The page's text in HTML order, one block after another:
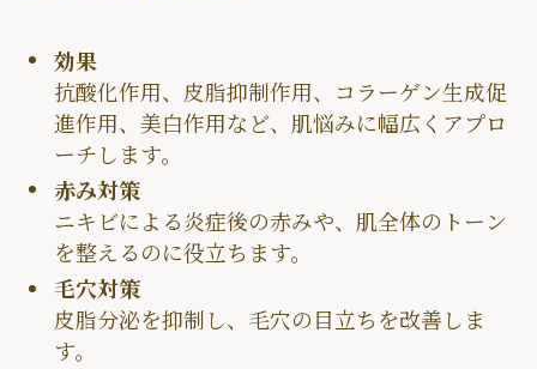
効果
抗酸化作用、皮脂抑制作用、コラーゲン生成促
進作用、美白作用など、肌悩みに幅広くアプロ
ーチします。
赤み対策
ニキビによる炎症後の赤みや、肌全体のトーン
を整えるのに役立ちます。
毛穴対策
皮脂分泌を抑制し、毛穴の目立ちを改善しま
す。